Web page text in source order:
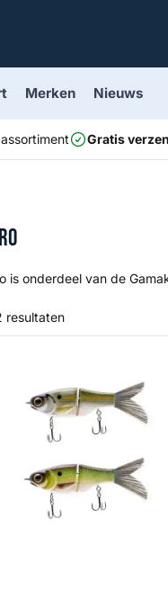
Merken Nieuws
Gratis
is onderdeel van de
resultaten